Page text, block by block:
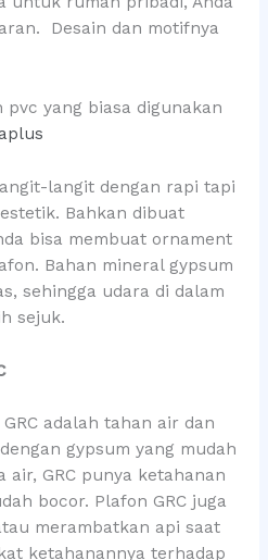
Desain dan motifnya
yang biasa digunakan
aplus
langit dengan rapi tapi
Bahkan dibuat
bisa membuat ornament
Bahan mineral gypsum
sehingga udara di dalam
sejuk.
adalah tahan air dan
gypsum yang mudah
GRC punya ketahanan
bocor. Plafon GRC juga
merambatkan api saat
ketahanannya terhadap